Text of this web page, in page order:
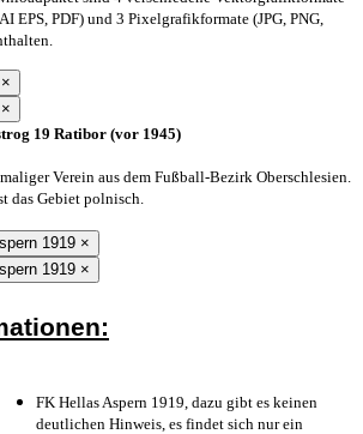
EPS, PDF) und 3 Pixelgrafikformate (JPG, PNG,
×
×
19 Ratibor (vor 1945)
Verein aus dem Fußball-Bezirk Oberschlesien.
das Gebiet polnisch.
×
×
FK Hellas Aspern 1919, dazu gibt es keinen
deutlichen Hinweis, es findet sich nur ein